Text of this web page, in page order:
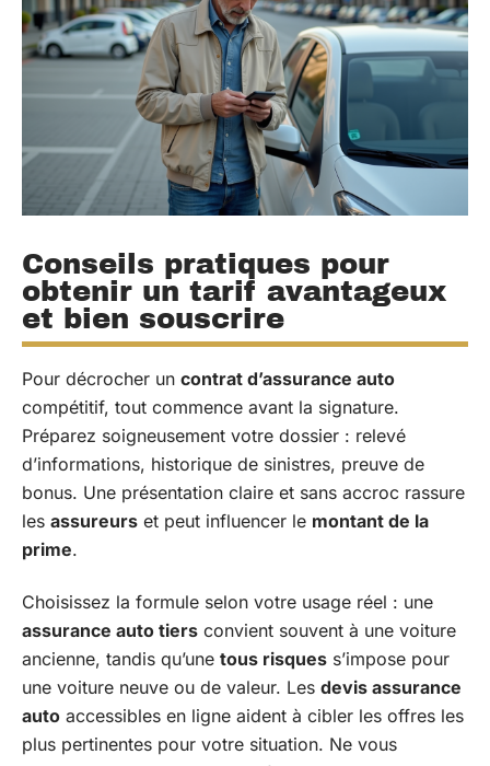
Conseils pratiques pour
obtenir un tarif avantageux
et bien souscrire
Pour décrocher un contrat d’assurance auto
compétitif, tout commence avant la signature.
Préparez soigneusement votre dossier : relevé
d’informations, historique de sinistres, preuve de
bonus. Une présentation claire et sans accroc rassure
les assureurs et peut influencer le montant de la
prime.
Choisissez la formule selon votre usage réel : une
assurance auto tiers convient souvent à une voiture
ancienne, tandis qu’une tous risques s’impose pour
une voiture neuve ou de valeur. Les devis assurance
auto accessibles en ligne aident à cibler les offres les
plus pertinentes pour votre situation. Ne vous